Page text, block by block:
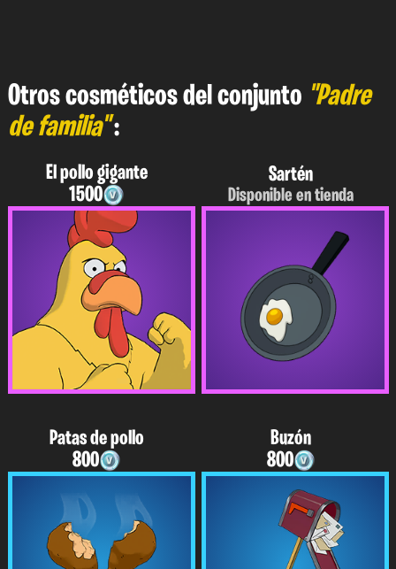
Otros cosméticos del conjunto "Padre
de familia":
El pollo gigante
1500
Sartén
Disponible en tienda
Patas de pollo
800
Buzón
800